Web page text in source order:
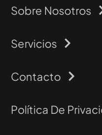
Sobre Nosotros
Servicios
Contacto
Política De